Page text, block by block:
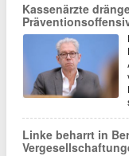
Kassenärzte
Linke beharrt in